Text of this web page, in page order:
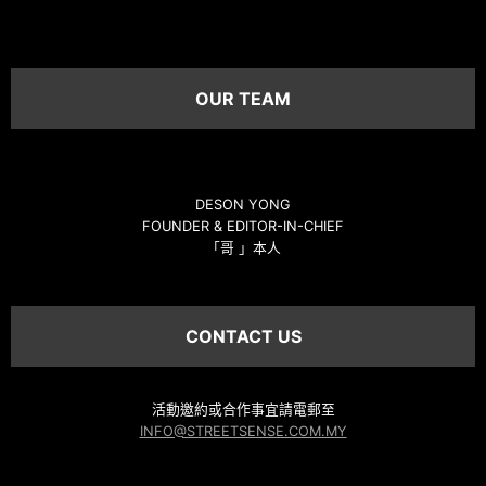
OUR TEAM
DESON YONG
FOUNDER & EDITOR-IN-CHIEF
「哥 」本人
CONTACT US
活動邀約或合作事宜請電郵至
INFO@STREETSENSE.COM.MY